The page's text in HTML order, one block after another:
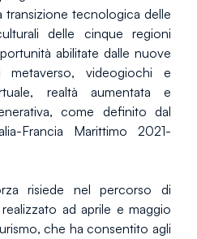
transizione tecnologica delle
delle cinque regioni
abilitate dalle nuove
metaverso, videogiochi e
realtà aumentata e
come definito dal
Francia Marittimo 2021-
risiede nel percorso di
ad aprile e maggio
che ha consentito agli